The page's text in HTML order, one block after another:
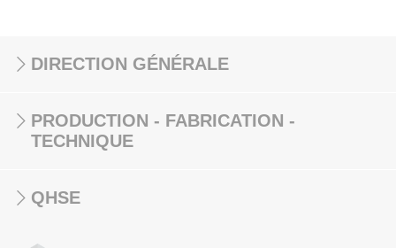
DIRECTION GÉNÉRALE
PRODUCTION - FABRICATION -
TECHNIQUE
QHSE